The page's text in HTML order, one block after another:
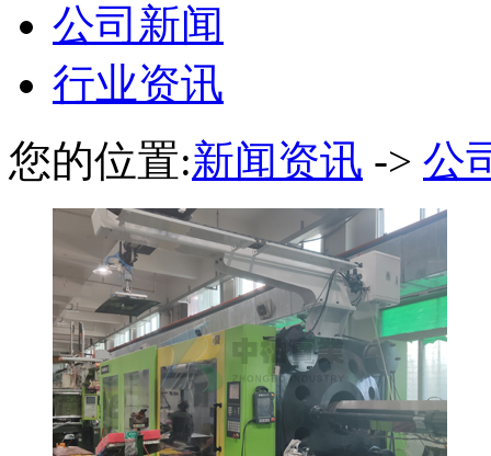
公司新闻
行业资讯
您的位置:新闻资讯 -> 公